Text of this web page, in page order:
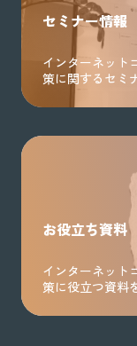
セミナー情報
インターネット
策に関するセミ
お役立ち資料
インターネット
策に役立つ資料